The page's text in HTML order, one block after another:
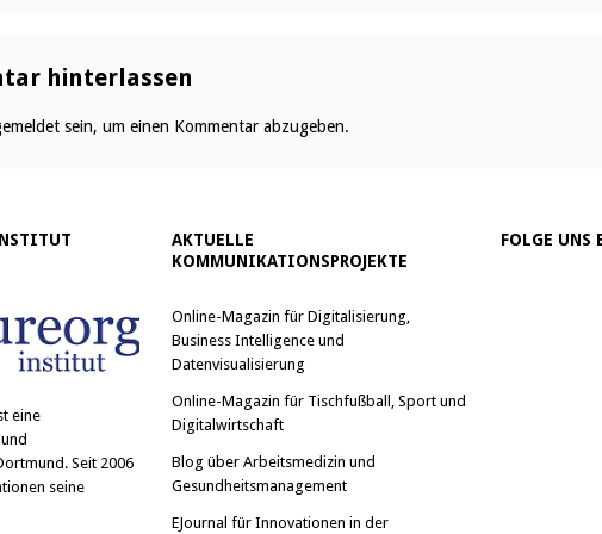
hinterlassen
sein, um einen Kommentar abzugeben.
eine
Seit 2006
seine
AKTUELLE
KOMMUNIKATIONSPROJEKTE
Online-Magazin für Digitalisierung,
Business Intelligence und
Datenvisualisierung
Online-Magazin für Tischfußball, Sport und
Digitalwirtschaft
Blog über Arbeitsmedizin und
Gesundheitsmanagement
EJournal für Innovationen in der
FOLGE UNS